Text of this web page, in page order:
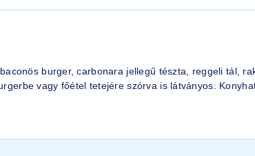
burger, carbonara jellegű tészta, reggeli tál,
vagy főétel tetejére szórva is látványos.